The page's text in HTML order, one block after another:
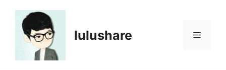
lulushare 菜